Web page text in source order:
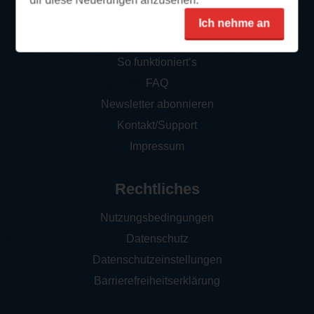
Ich nehme an
So funktioniert‘s
FAQ
Newsletter abonnieren
Kontakt/Support
Impressum
Rechtliches
Nutzungsbedingungen
Datenschutz
Datenschutzeinstellungen
Barrierefreiheitserklärung